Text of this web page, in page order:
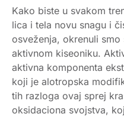
Kako biste u svakom
lica i tela novu snagu i
osveženja, okrenuli
aktivnom kiseoniku.
aktivna komponenta
koji je alotropska
tih razloga ovaj sprej
oksidaciona svojstva,